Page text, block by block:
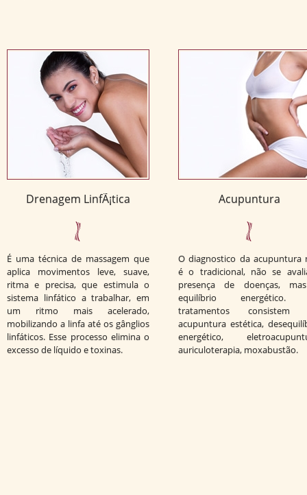
Drenagem LinfÃ¡tica
É uma técnica de massagem que
aplica movimentos leve, suave,
ritma e precisa, que estimula o
sistema linfático a trabalhar, em
um ritmo mais acelerado,
mobilizando a linfa até os gânglios
linfáticos. Esse processo elimina o
excesso de líquido e toxinas.
Acupuntura
O diagnostico da acupuntura
é o tradicional, não se
presença de doenças,
equilíbrio energético.
tratamentos consistem
acupuntura estética,
energético,
auriculoterapia, moxabustão.